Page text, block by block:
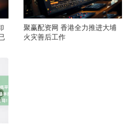
聚赢配资网 香港全力推进大埔
火灾善后工作